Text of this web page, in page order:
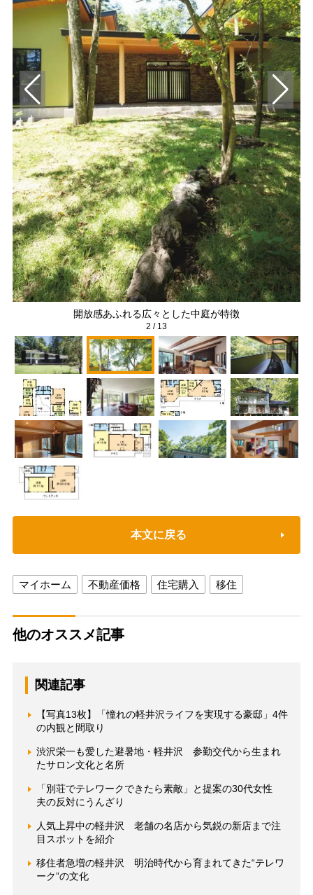
開放感あふれる広々とした中庭が特徴
2 / 13
本文に戻る
マイホーム 不動産価格 住宅購入 移住
他のオススメ記事
関連記事
【写真13枚】「憧れの軽井沢ライフを実現する豪邸」4件
の内観と間取り
渋沢栄一も愛した避暑地・軽井沢 参勤交代から生まれ
たサロン文化と名所
「別荘でテレワークできたら素敵」と提案の30代女性
夫の反対にうんざり
人気上昇中の軽井沢 老舗の名店から気鋭の新店まで注
目スポットを紹介
移住者急増の軽井沢 明治時代から育まれてきた“テレワ
ーク”の文化